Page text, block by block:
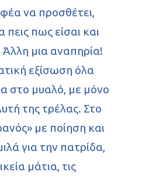
να προσθέτει,
πως είσαι και
μια αναπηρία!
εξίσωση όλα
στο μυαλό, με μόνο
της τρέλας. Στο
με ποίηση και
για την πατρίδα,
μάτια, τις